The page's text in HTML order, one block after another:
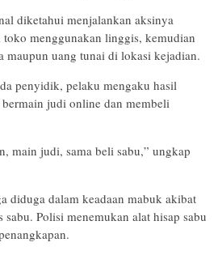
diketahui menjalankan aksinya
menggunakan linggis, kemudian
maupun uang tunai di lokasi kejadian.
penyidik, pelaku mengaku hasil
judi online dan membeli
main judi, sama beli sabu,” ungkap
diduga dalam keadaan mabuk akibat
Polisi menemukan alat hisap sabu